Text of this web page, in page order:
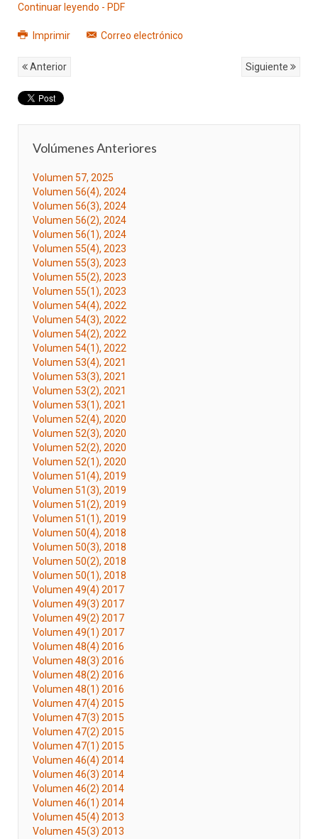
Continuar leyendo - PDF
Imprimir Correo electrónico
Anterior Siguiente
Volúmenes Anteriores
Volumen 57, 2025
Volumen 56(4), 2024
Volumen 56(3), 2024
Volumen 56(2), 2024
Volumen 56(1), 2024
Volumen 55(4), 2023
Volumen 55(3), 2023
Volumen 55(2), 2023
Volumen 55(1), 2023
Volumen 54(4), 2022
Volumen 54(3), 2022
Volumen 54(2), 2022
Volumen 54(1), 2022
Volumen 53(4), 2021
Volumen 53(3), 2021
Volumen 53(2), 2021
Volumen 53(1), 2021
Volumen 52(4), 2020
Volumen 52(3), 2020
Volumen 52(2), 2020
Volumen 52(1), 2020
Volumen 51(4), 2019
Volumen 51(3), 2019
Volumen 51(2), 2019
Volumen 51(1), 2019
Volumen 50(4), 2018
Volumen 50(3), 2018
Volumen 50(2), 2018
Volumen 50(1), 2018
Volumen 49(4) 2017
Volumen 49(3) 2017
Volumen 49(2) 2017
Volumen 49(1) 2017
Volumen 48(4) 2016
Volumen 48(3) 2016
Volumen 48(2) 2016
Volumen 48(1) 2016
Volumen 47(4) 2015
Volumen 47(3) 2015
Volumen 47(2) 2015
Volumen 47(1) 2015
Volumen 46(4) 2014
Volumen 46(3) 2014
Volumen 46(2) 2014
Volumen 46(1) 2014
Volumen 45(4) 2013
Volumen 45(3) 2013